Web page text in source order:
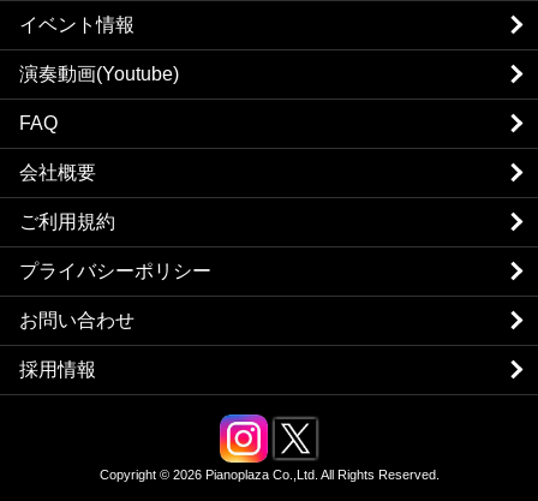
イベント情報
演奏動画(Youtube)
FAQ
会社概要
ご利用規約
プライバシーポリシー
お問い合わせ
採用情報
Copyright © 2026 Pianoplaza Co.,Ltd. All Rights Reserved.